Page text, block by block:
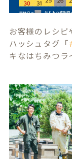
お客様のレシピ
ハッシュタグ「
キなはちみつ